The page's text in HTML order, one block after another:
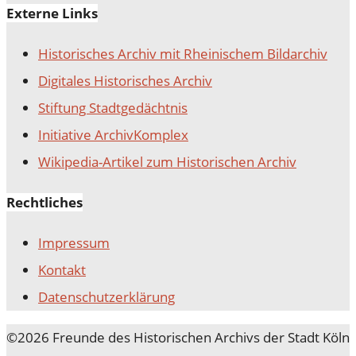
Externe Links
Historisches Archiv mit Rheinischem Bildarchiv
Digitales Historisches Archiv
Stiftung Stadtgedächtnis
Initiative ArchivKomplex
Wikipedia-Artikel zum Historischen Archiv
Rechtliches
Impressum
Kontakt
Datenschutz­erklärung
©2026 Freunde des Historischen Archivs der Stadt Köln